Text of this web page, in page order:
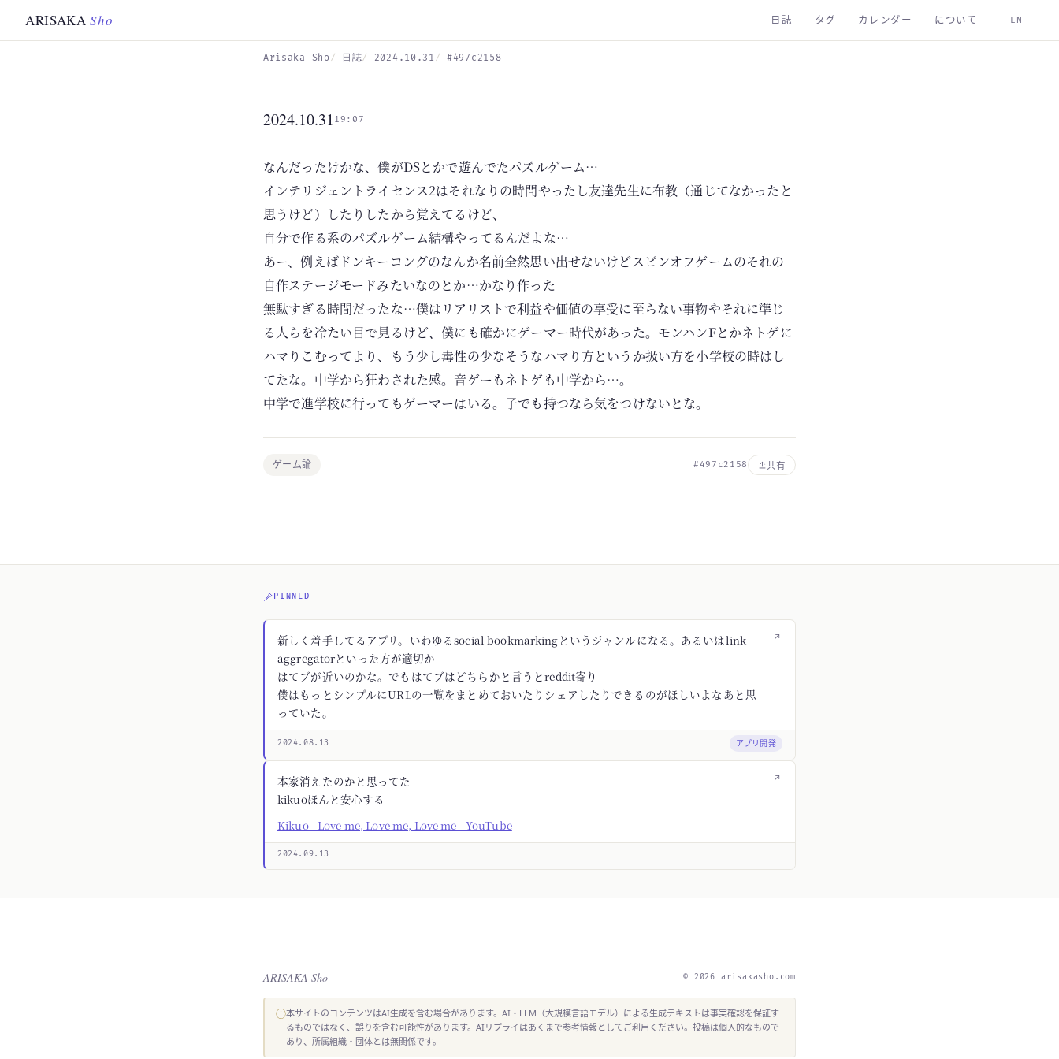
ARISAKASho 日誌 タグ カレンダー について EN
Arisaka Sho 日誌 2024.10.31 #497c2158
2024.10.31 19:07
なんだったけかな、僕がDSとかで遊んでたパズルゲーム…
インテリジェントライセンス2はそれなりの時間やったし友達先生に布教（通じてなかったと
思うけど）したりしたから覚えてるけど、
自分で作る系のパズルゲーム結構やってるんだよな…
あー、例えばドンキーコングのなんか名前全然思い出せないけどスピンオフゲームのそれの
自作ステージモードみたいなのとか…かなり作った
無駄すぎる時間だったな…僕はリアリストで利益や価値の享受に至らない事物やそれに準じ
る人らを冷たい目で見るけど、僕にも確かにゲーマー時代があった。モンハンFとかネトゲに
ハマりこむってより、もう少し毒性の少なそうなハマり方というか扱い方を小学校の時はし
てたな。中学から狂わされた感。音ゲーもネトゲも中学から…。
中学で進学校に行ってもゲーマーはいる。子でも持つなら気をつけないとな。
ゲーム論 #497c2158 共有
PINNED
↗
新しく着手してるアプリ。いわゆるsocial bookmarkingというジャンルになる。あるいはlink
aggregatorといった方が適切か
はてブが近いのかな。でもはてブはどちらかと言うとreddit寄り
僕はもっとシンプルにURLの一覧をまとめておいたりシェアしたりできるのがほしいよなあと思
っていた。
2024.08.13 アプリ開発
↗
本家消えたのかと思ってた
kikuoほんと安心する
Kikuo - Love me, Love me, Love me - YouTube
2024.09.13
ARISAKA Sho © 2026 arisakasho.com
ⓘ本サイトのコンテンツはAI生成を含む場合があります。AI・LLM（大規模言語モデル）による生成テキストは事実確認を保証す
るものではなく、誤りを含む可能性があります。AIリプライはあくまで参考情報としてご利用ください。投稿は個人的なもので
あり、所属組織・団体とは無関係です。